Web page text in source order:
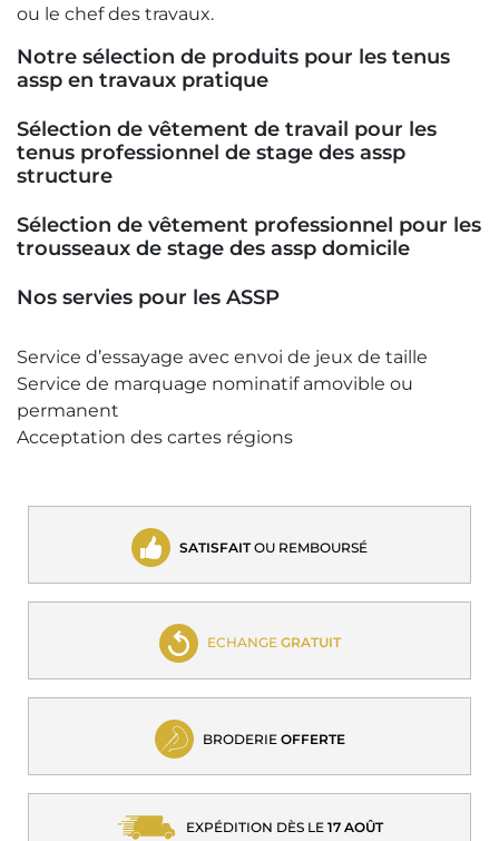
ou le chef des travaux.
Notre sélection de produits pour les tenus
assp en travaux pratique
Sélection de vêtement de travail pour les
tenus professionnel de stage des assp
structure
Sélection de vêtement professionnel pour les
trousseaux de stage des assp domicile
Nos servies pour les ASSP
Service d’essayage avec envoi de jeux de taille
Service de marquage nominatif amovible ou
permanent
Acceptation des cartes régions
SATISFAITOU REMBOURSÉ
ECHANGE GRATUIT
BRODERIE OFFERTE
EXPÉDITION DÈS LE 17 AOÛT